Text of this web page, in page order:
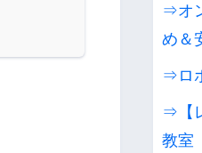
⇒オ
め＆
⇒ロ
⇒【
教室